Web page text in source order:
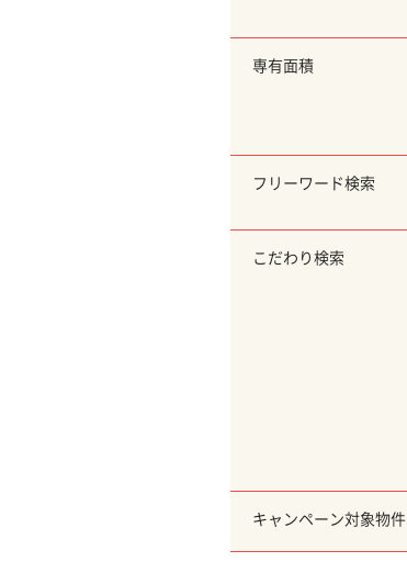
専有面積
フリーワード検索
こだわり検索
キャンペーン対象物件